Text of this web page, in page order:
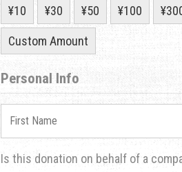
¥10 ¥30 ¥50 ¥100
Custom Amount
Personal Info
Is this donation on behalf of a